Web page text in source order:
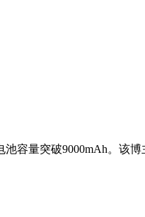
容量突破9000mAh。该